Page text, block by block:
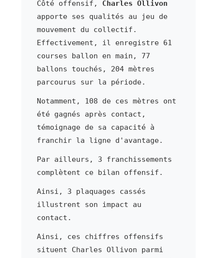
Côté offensif, Charles Ollivon
apporte ses qualités au jeu de
mouvement du collectif.
Effectivement, il enregistre 61
courses ballon en main, 77
ballons touchés, 204 mètres
parcourus sur la période.
Notamment, 108 de ces mètres ont
été gagnés après contact,
témoignage de sa capacité à
franchir la ligne d'avantage.
Par ailleurs, 3 franchissements
complètent ce bilan offensif.
Ainsi, 3 plaquages cassés
illustrent son impact au
contact.
Ainsi, ces chiffres offensifs
situent Charles Ollivon parmi